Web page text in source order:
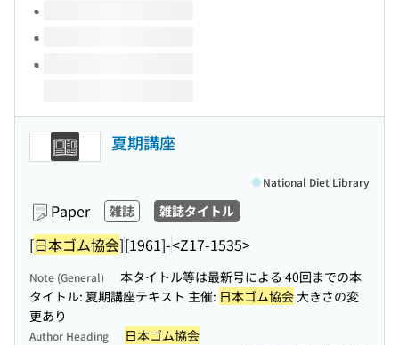
夏期講座
Paper 雑誌 雑誌タイトル
[日本ゴム協会][1961]-<Z17-1535>
National Diet Library
Note (General)
本タイトル等は最新号による 40回までの本
タイトル: 夏期講座テキスト 主催: 日本ゴム協会 大きさの変
更あり
Author Heading 日本ゴム協会